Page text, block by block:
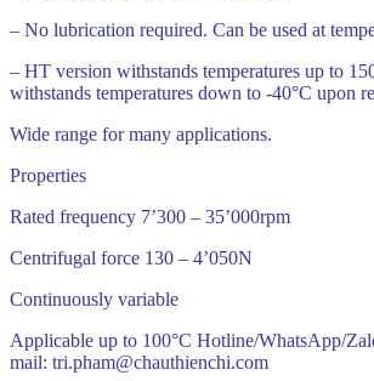
– No lubrication required. Can be used at
– HT version withstands temperatures up to
withstands temperatures down to -40°C upon
Wide range for many applications.
Properties
Rated frequency 7’300 – 35’000rpm
Centrifugal force 130 – 4’050N
Continuously variable
Applicable up to 100°C Hotline/WhatsApp/
mail: tri.pham@chauthienchi.com